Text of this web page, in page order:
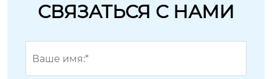
СВЯЗАТЬСЯ С НАМИ